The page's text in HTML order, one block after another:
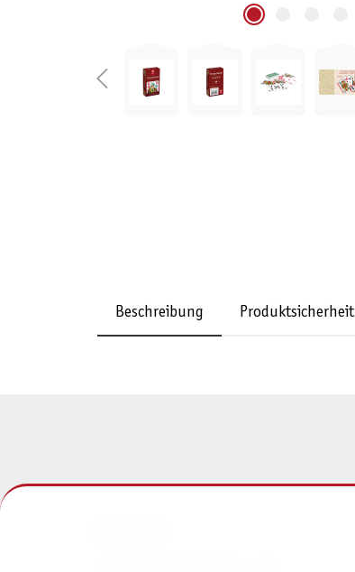
Beschreibung Produktsicherheit